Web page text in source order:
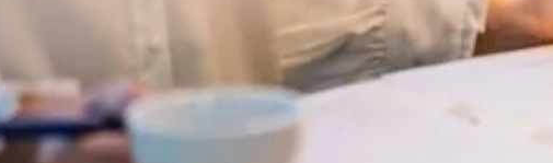
PUUR* Makelaars. Bekijk onzeprivacyverklaring.